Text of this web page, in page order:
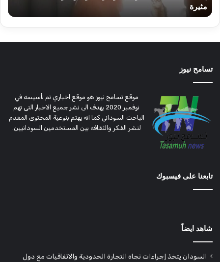
مثيرة
تسامح نيوز
موقع تسامح نيوز هو موقع اخباري تم تأسيسه في
نوفمبر 2020 يهدف الى نشر جميع الاخبار التى تهم
الباحث السوداني كما انه يهتم بنوعية المحتوى المقدم
لنشر الفكر والثقافه بين المستخدمين السودانيين.
تابعنا على فيسبوك
شاهد ايضاً
السودان يتخذ إجراءات تجاه التجارة الحدودية والاتفاقيات مع دول